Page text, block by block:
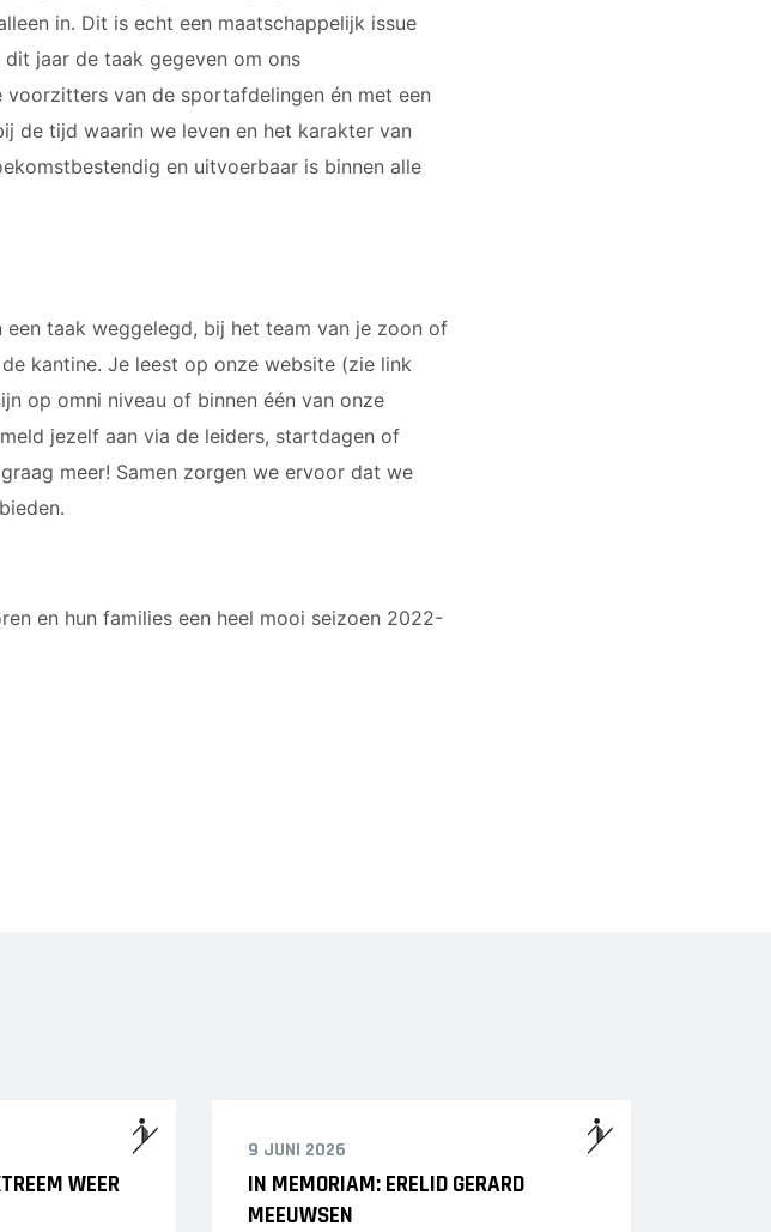
in. Dit is echt een maatschappelijk issue
jaar de taak gegeven om ons
van de sportafdelingen én met een
de tijd waarin we leven en het karakter van
en uitvoerbaar is binnen alle
taak weggelegd, bij het team van je zoon of
kantine. Je leest op onze website (zie link
op omni niveau of binnen één van onze
jezelf aan via de leiders, startdagen of
meer! Samen zorgen we ervoor dat we
en hun families een heel mooi seizoen 2022-
WEER
9 JUNI 2026
IN MEMORIAM: ERELID GERARD
MEEUWSEN